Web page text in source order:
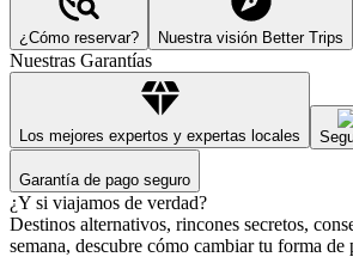
¿Cómo reservar? Nuestra visión Better Trips
Nuestras Garantías
Los mejores expertos y expertas locales
Garantía de pago seguro
¿Y si viajamos de verdad?
Destinos alternativos, rincones secretos,
semana, descubre cómo cambiar tu forma de